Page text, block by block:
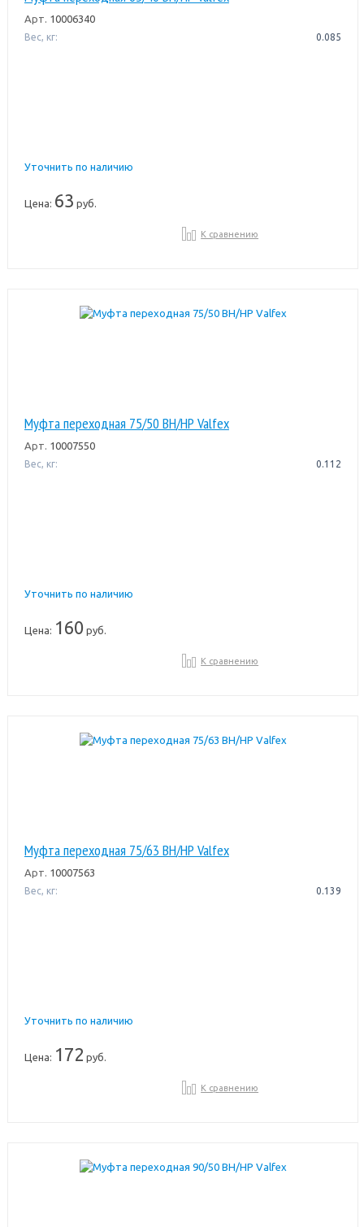
Арт. 10006340
Вес, кг: 0.085
Уточнить по наличию
Цена: 63 руб.
К сравнению
Муфта переходная 75/50 ВН/НР Valfex
Арт. 10007550
Вес, кг: 0.112
Уточнить по наличию
Цена: 160 руб.
К сравнению
Муфта переходная 75/63 ВН/НР Valfex
Арт. 10007563
Вес, кг: 0.139
Уточнить по наличию
Цена: 172 руб.
К сравнению